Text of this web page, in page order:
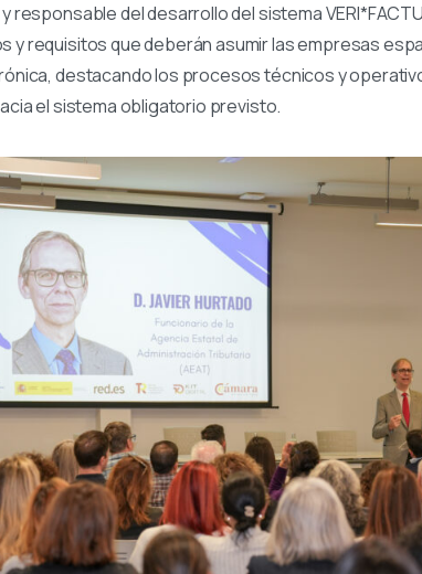
responsable del desarrollo del sistema
y requisitos que deberán asumir las empresas
destacando los procesos técnicos y
el sistema obligatorio previsto.